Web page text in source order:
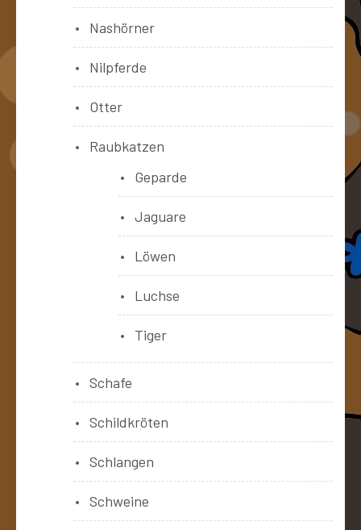
Nashörner
Nilpferde
Otter
Raubkatzen
Geparde
Jaguare
Löwen
Luchse
Tiger
Schafe
Schildkröten
Schlangen
Schweine